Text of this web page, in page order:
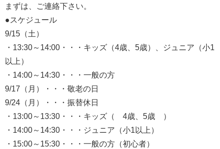
まずは、ご連絡下さい。
●スケジュール
9/15（土）
・13:30～14:00・・・キッズ（4歳、5歳）、ジュニア（小1
以上）
・14:00～14:30・・・一般の方
9/17（月）・・・敬老の日
9/24（月）・・・振替休日
・13:00～13:30・・・キッズ（ 4歳、5歳 ）
・14:00～14:30・・・ジュニア（小1以上）
・15:00～15:30・・・一般の方（初心者）